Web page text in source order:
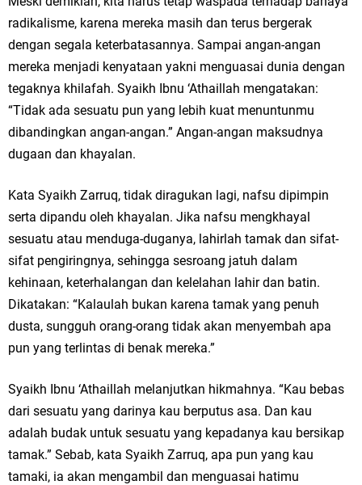
radikalisme, karena mereka masih dan terus bergerak
dengan segala keterbatasannya. Sampai angan-angan
mereka menjadi kenyataan yakni menguasai dunia dengan
tegaknya khilafah. Syaikh Ibnu ‘Athaillah mengatakan:
“Tidak ada sesuatu pun yang lebih kuat menuntunmu
dibandingkan angan-angan.” Angan-angan maksudnya
dugaan dan khayalan.
Kata Syaikh Zarruq, tidak diragukan lagi, nafsu dipimpin
serta dipandu oleh khayalan. Jika nafsu mengkhayal
sesuatu atau menduga-duganya, lahirlah tamak dan sifat-
sifat pengiringnya, sehingga sesroang jatuh dalam
kehinaan, keterhalangan dan kelelahan lahir dan batin.
Dikatakan: “Kalaulah bukan karena tamak yang penuh
dusta, sungguh orang-orang tidak akan menyembah apa
pun yang terlintas di benak mereka.”
Syaikh Ibnu ‘Athaillah melanjutkan hikmahnya. “Kau bebas
dari sesuatu yang darinya kau berputus asa. Dan kau
adalah budak untuk sesuatu yang kepadanya kau bersikap
tamak.” Sebab, kata Syaikh Zarruq, apa pun yang kau
tamaki, ia akan mengambil dan menguasai hatimu